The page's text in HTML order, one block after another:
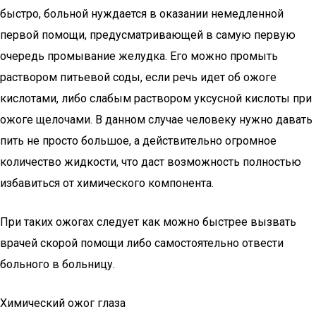
быстро, больной нуждается в оказании немедленной
первой помощи, предусматривающей в самую первую
очередь промывание желудка. Его можно промыть
раствором питьевой соды, если речь идет об ожоге
кислотами, либо слабым раствором уксусной кислоты при
ожоге щелочами. В данном случае человеку нужно давать
пить не просто большое, а действительно огромное
количество жидкости, что даст возможность полностью
избавиться от химического компонента.
При таких ожогах следует как можно быстрее вызвать
врачей скорой помощи либо самостоятельно отвести
больного в больницу.
Химический ожог глаза